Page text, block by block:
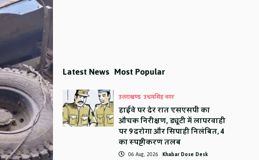
Latest News Most Popular
उत्तराखण्ड उधमसिंह नगर
हाईवे पर देर रात एसएसपी का
औचक निरीक्षण, ड्यूटी में लापरवाही
पर 9 दरोगा और सिपाही निलंबित, 4
का स्पष्टीकरण तलब
06 Aug, 2026 Khabar Dose Desk